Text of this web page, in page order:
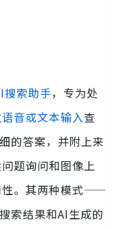
搜索助手，专为处
语音或文本输入查
的答案，并附上来
题询问和图像上
性。其两种模式——
索结果和AI生成的